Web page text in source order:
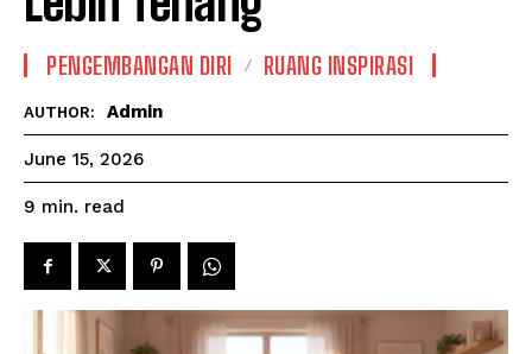
PENGEMBANGAN DIRI RUANG INSPIRASI
AUTHOR: Admin
June 15, 2026
9 min. read